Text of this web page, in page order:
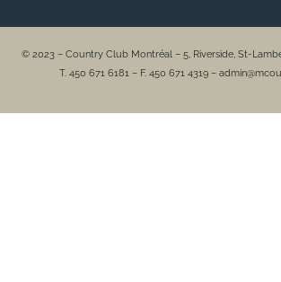
© 2023 – Country Club Montréal – 5, Riverside, St-
T. 450 671 6181 – F. 450 671 4319 –